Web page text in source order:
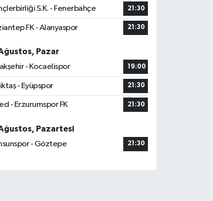
S.K. - Fenerbahçe 21:30
FK - Alanyaspor 21:30
Pazar
- Kocaelispor
19:00
- Eyüpspor 21:30
- Erzurumspor FK 21:30
Pazartesi
- Göztepe
21:30